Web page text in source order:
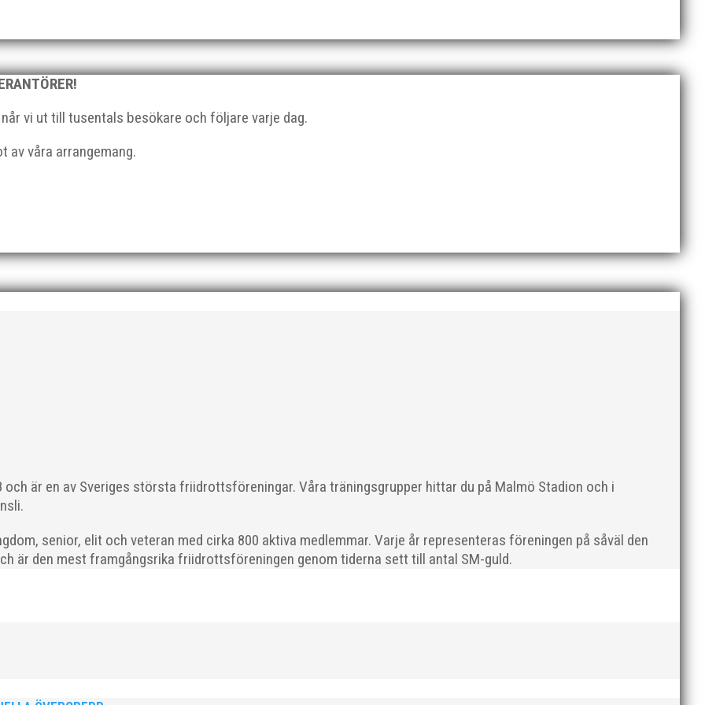
vi ut till tusentals besökare och följare varje dag.
av våra arrangemang.
är en av Sveriges största friidrottsföreningar. Våra träningsgrupper hittar du på Malmö Stadion och i
senior, elit och veteran med cirka 800 aktiva medlemmar. Varje år representeras föreningen på såväl den
är den mest framgångsrika friidrottsföreningen genom tiderna sett till antal SM-guld.
relationsbyggande och affärsinriktad...
vän, Bengt Bendéus,...
beroende på var man befinner sig i organisationen. Här kommer en liten sammanfattning från mig som
i våra olika verksamhetsben. BroloppetAtt...
2008–2018 till ett sista träningspass på Malmö Stadion innan den rivs. Bilder, klicka här! Foto: Thomas Leandersson
SM avgjordes i Karlstad i helgen. Thobias Montler segrade programenligt i längdhoppet medan MAI:s kastare
hem guldet i kula på lördagen och bärgade...